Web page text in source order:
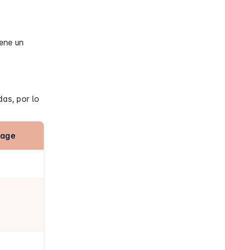
un
por lo